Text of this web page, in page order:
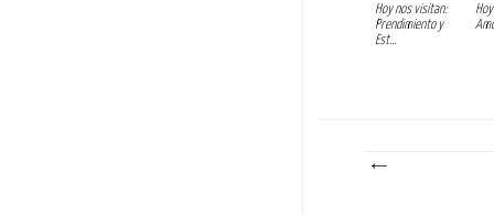
Hoy nos visitan:
Prendimiento y
Est...